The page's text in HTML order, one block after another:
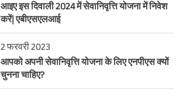
आइए इस दिवाली 2024 में सेवानिवृत्ति योजना में निवेश
करें| एबीएसएलआई
2 फरवरी 2023
आपको अपनी सेवानिवृत्ति योजना के लिए एनपीएस क्यों
चुनना चाहिए?